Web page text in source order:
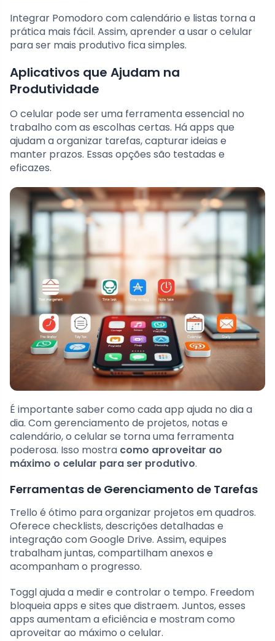
Integrar Pomodoro com calendário e listas torna a
prática mais fácil. Assim, aprender a usar o celular
para ser mais produtivo fica simples.
Aplicativos que Ajudam na
Produtividade
O celular pode ser uma ferramenta essencial no
trabalho com as escolhas certas. Há apps que
ajudam a organizar tarefas, capturar ideias e
manter prazos. Essas opções são testadas e
eficazes.
É importante saber como cada app ajuda no dia a
dia. Com gerenciamento de projetos, notas e
calendário, o celular se torna uma ferramenta
poderosa. Isso mostra como aproveitar ao
máximo o celular para ser produtivo.
Ferramentas de Gerenciamento de Tarefas
Trello é ótimo para organizar projetos em quadros.
Oferece checklists, descrições detalhadas e
integração com Google Drive. Assim, equipes
trabalham juntas, compartilham anexos e
acompanham o progresso.
Toggl ajuda a medir e controlar o tempo. Freedom
bloqueia apps e sites que distraem. Juntos, esses
apps aumentam a eficiência e mostram como
aproveitar ao máximo o celular.